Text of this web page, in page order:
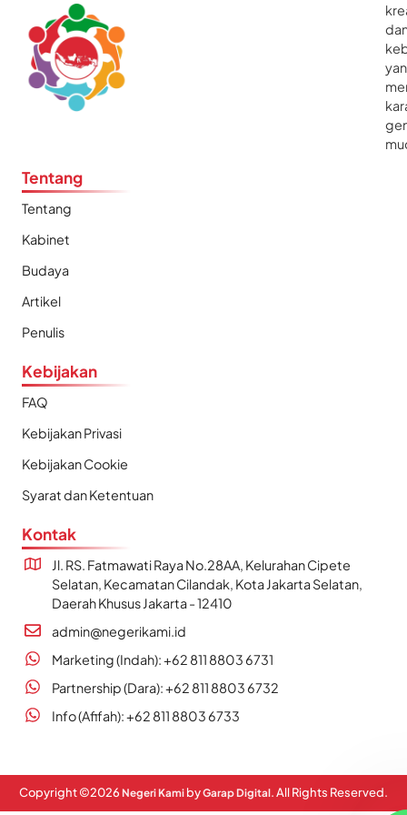
Tentang
Tentang
Kabinet
Budaya
Artikel
Penulis
Kebijakan
FAQ
Kebijakan Privasi
Kebijakan Cookie
Syarat dan Ketentuan
Kontak
Jl. RS. Fatmawati Raya No.28AA, Kelurahan Cipete
Selatan, Kecamatan Cilandak, Kota Jakarta Selatan,
Daerah Khusus Jakarta - 12410
admin@negerikami.id
Marketing (Indah): +62 811 8803 6731
Partnership (Dara): +62 811 8803 6732
Info (Afifah): +62 811 8803 6733
Copyright ©2026 Negeri Kami byGarap Digital. All Rights Reserved.